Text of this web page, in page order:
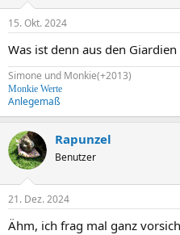
15. Okt. 2024
Was ist denn aus den
Simone und Monkie(+2013)
Monkie Werte
Anlegemaß
Rapunzel
Benutzer
21. Dez. 2024
Ähm, ich frag mal ganz